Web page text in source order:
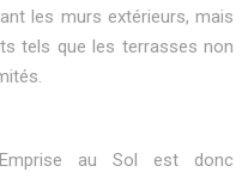
les murs extérieurs, mais
tels que les terrasses non
au Sol est donc